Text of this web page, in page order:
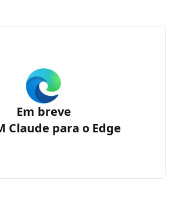
Em breve
Claude para o Edge